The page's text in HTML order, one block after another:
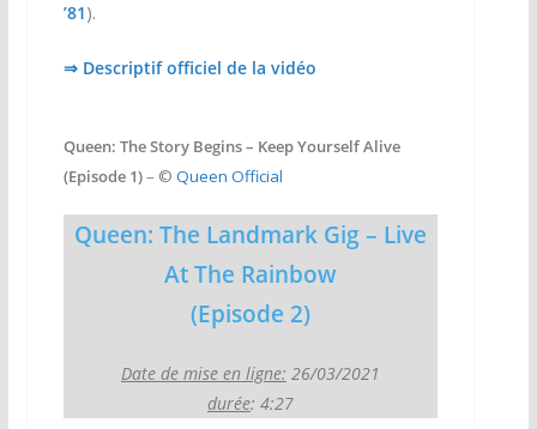
’81).
⇒ Descriptif officiel de la vidéo
Queen: The Story Begins – Keep Yourself Alive
(Episode 1)– © Queen Official
Queen: The Landmark Gig – Live
At The Rainbow
(Episode 2)
Date de mise en ligne: 26/03/2021
durée: 4:27